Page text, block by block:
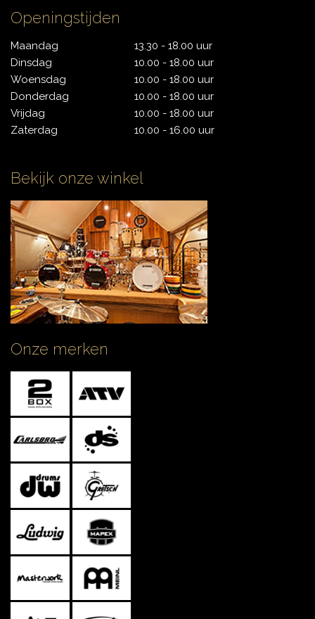
CONTACT
Openingstijden
Maandag
Dinsdag
Woensdag
Donderdag
Vrijdag
Zaterdag
13.30 - 18.00 uur
10.00 - 18.00 uur
10.00 - 18.00 uur
10.00 - 18.00 uur
10.00 - 18.00 uur
10.00 - 16.00 uur
Bekijk onze winkel
Onze merken